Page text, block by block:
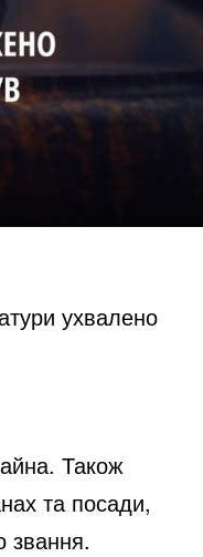
ухвалено
Також
та посади,
звання.